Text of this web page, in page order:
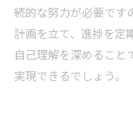
続的な努力が必要です
計画を立て、進捗を定
自己理解を深めること
実現できるでしょう。